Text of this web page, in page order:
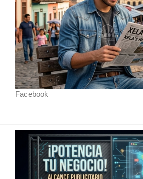
Facebook